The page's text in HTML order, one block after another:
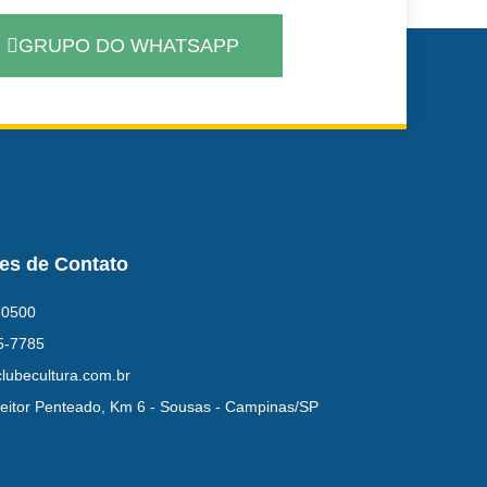
GRUPO DO WHATSAPP
de Contato
7785
Penteado, Km 6 - Sousas - Campinas/SP